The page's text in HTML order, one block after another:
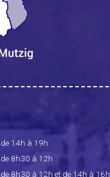
de 14h à 19h
de 8h30 à 12h
de 8h30 à 12h et de 14h à 16h